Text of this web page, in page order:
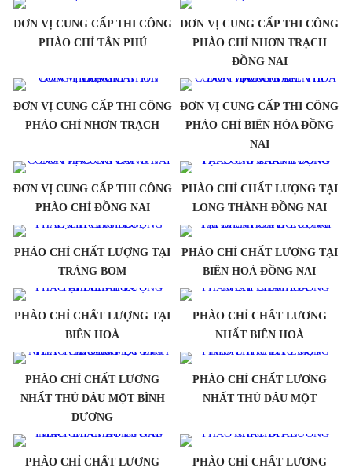
ĐƠN VỊ CUNG CẤP THI CÔNG
PHÀO CHỈ TÂN PHÚ
ĐƠN VỊ CUNG CẤP THI CÔNG
PHÀO CHỈ NHƠN TRẠCH
ĐỒNG NAI
ĐƠN VỊ CUNG CẤP THI CÔNG
PHÀO CHỈ NHƠN TRẠCH
ĐƠN VỊ CUNG CẤP THI CÔNG
PHÀO CHỈ BIÊN HÒA ĐỒNG
NAI
ĐƠN VỊ CUNG CẤP THI CÔNG
PHÀO CHỈ ĐỒNG NAI
PHÀO CHỈ CHẤT LƯỢNG TẠI
LONG THÀNH ĐỒNG NAI
PHÀO CHỈ CHẤT LƯỢNG TẠI
TRẢNG BOM
PHÀO CHỈ CHẤT LƯỢNG TẠI
BIÊN HOÀ ĐỒNG NAI
PHÀO CHỈ CHẤT LƯỢNG TẠI
BIÊN HOÀ
PHÀO CHỈ CHẤT LƯƠNG
NHẤT BIÊN HOÀ
PHÀO CHỈ CHẤT LƯƠNG
NHẤT THỦ DÂU MỘT BÌNH
DƯƠNG
PHÀO CHỈ CHẤT LƯƠNG
NHẤT THỦ DÂU MỘT
PHÀO CHỈ CHẤT LƯƠNG
PHÀO CHỈ CHẤT LƯƠNG